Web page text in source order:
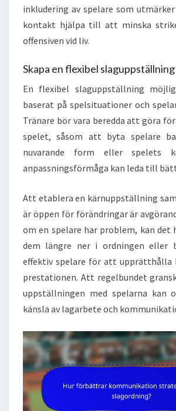
inkludering av spelare som
kontakt hjälpa till att minska
offensiven vid liv.
Skapa en flexibel slaguppställning
En flexibel slaguppställning
baserat på spelsituationer och
Tränare bör vara beredda att göra
spelet, såsom att byta spelare
nuvarande form eller spelets
anpassningsförmåga kan leda till
Att etablera en kärnuppställning
är öppen för förändringar är
om en spelare har problem, kan
dem längre ner i ordningen eller
effektiv spelare för att upprätthålla
prestationen. Att regelbundet
uppställningen med spelarna kan
känsla av lagarbete och